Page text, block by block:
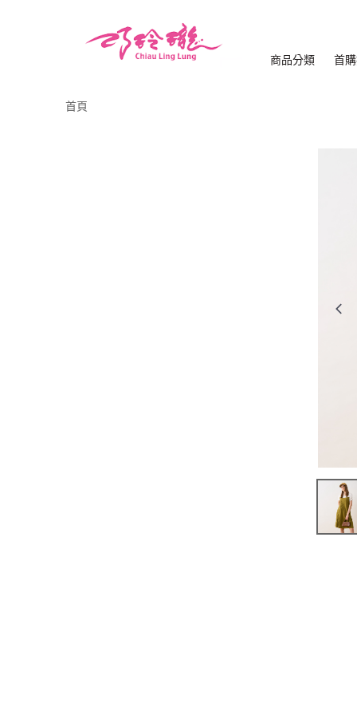
商品分類 首
首頁